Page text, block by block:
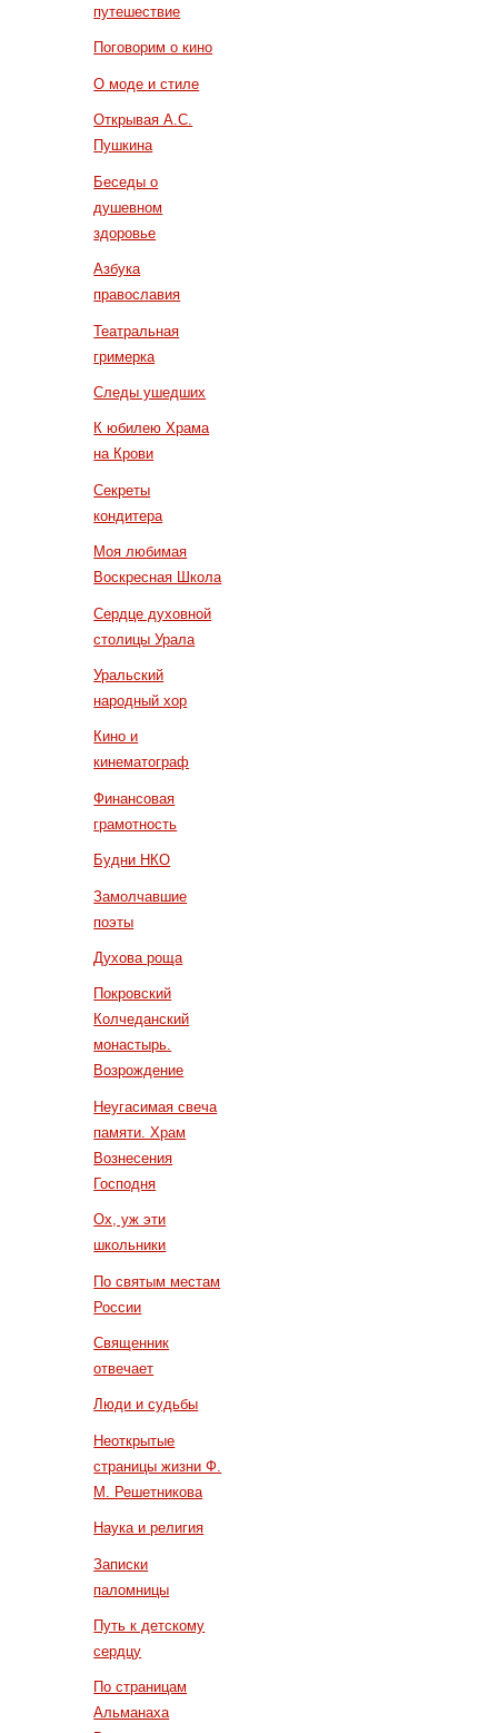
путешествие
Поговорим о кино
О моде и стиле
Открывая А.С.
Пушкина
Беседы о
душевном
здоровье
Азбука
православия
Театральная
гримерка
Следы ушедших
К юбилею Храма
на Крови
Секреты
кондитера
Моя любимая
Воскресная Школа
Сердце духовной
столицы Урала
Уральский
народный хор
Кино и
кинематограф
Финансовая
грамотность
Будни НКО
Замолчавшие
поэты
Духова роща
Покровский
Колчеданский
монастырь.
Возрождение
Неугасимая свеча
памяти. Храм
Вознесения
Господня
Ох, уж эти
школьники
По святым местам
России
Священник
отвечает
Люди и судьбы
Неоткрытые
страницы жизни Ф.
М. Решетникова
Наука и религия
Записки
паломницы
Путь к детскому
сердцу
По страницам
Альманаха